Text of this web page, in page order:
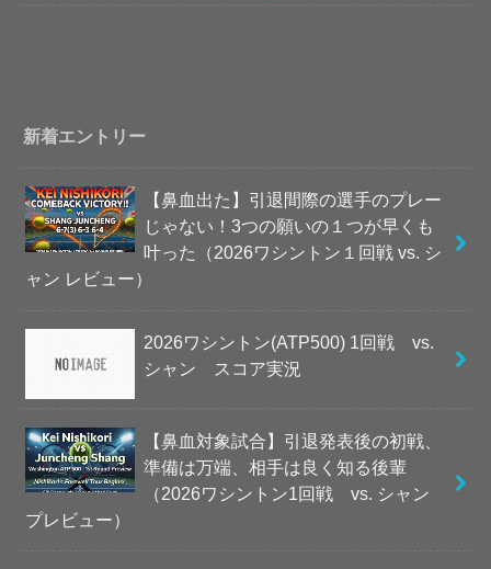
新着エントリー
【鼻血出た】引退間際の選手のプレー
じゃない！3つの願いの１つが早くも
叶った（2026ワシントン１回戦 vs. シ
ャン レビュー）
2026ワシントン(ATP500) 1回戦 vs.
シャン スコア実況
【鼻血対象試合】引退発表後の初戦、
準備は万端、相手は良く知る後輩
（2026ワシントン1回戦 vs. シャン
プレビュー）